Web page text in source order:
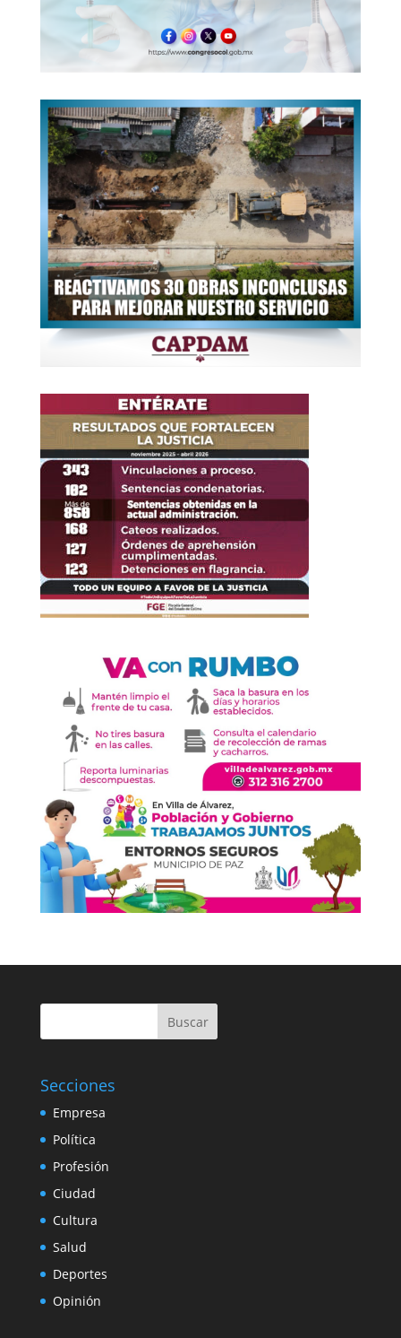
Buscar
Secciones
Empresa
Política
Profesión
Ciudad
Cultura
Salud
Deportes
Opinión